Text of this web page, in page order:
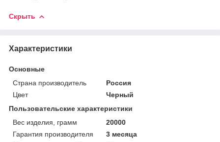
Скрыть
Характеристики
Основные
Страна производитель
Россия
Цвет
Черный
Пользовательские характеристики
Вес изделия, грамм
20000
Гарантия производителя
3 месяца